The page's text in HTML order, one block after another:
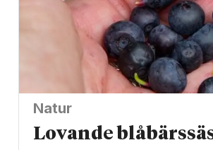
Natur
Lovande